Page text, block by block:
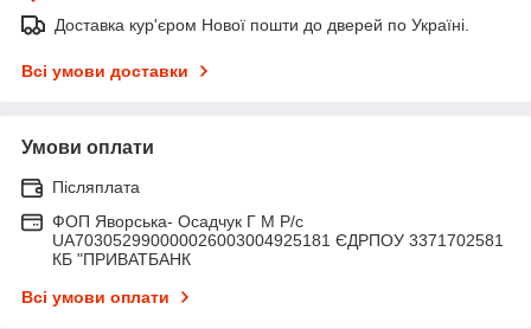
Доставка кур'єром Нової пошти до дверей по Україні.
Всі умови доставки
Умови оплати
Післяплата
ФОП Яворська- Осадчук Г М Р/c
UA703052990000026003004925181 ЄДРПОУ 3371702581
КБ "ПРИВАТБАНК
Всі умови оплати